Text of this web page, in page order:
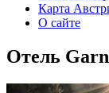
Карта
О сайте
Отель